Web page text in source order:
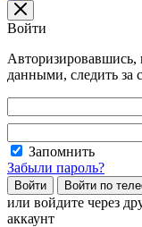
Войти
данными, следить за
Запомнить
Забыли пароль?
Войти Войти по
или войдите через
аккаунт